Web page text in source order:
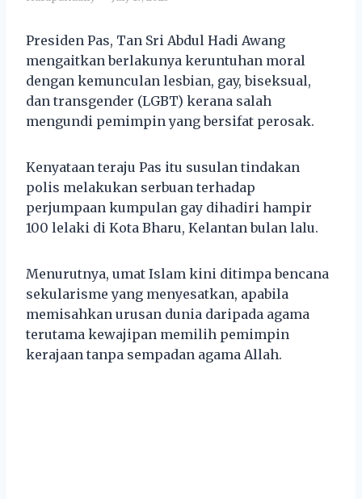
Presiden Pas, Tan Sri Abdul Hadi Awang
mengaitkan berlakunya keruntuhan moral
dengan kemunculan lesbian, gay, biseksual,
dan transgender (LGBT) kerana salah
mengundi pemimpin yang bersifat perosak.
Kenyataan teraju Pas itu susulan tindakan
polis melakukan serbuan terhadap
perjumpaan kumpulan gay dihadiri hampir
100 lelaki di Kota Bharu, Kelantan bulan lalu.
Menurutnya, umat Islam kini ditimpa bencana
sekularisme yang menyesatkan, apabila
memisahkan urusan dunia daripada agama
terutama kewajipan memilih pemimpin
kerajaan tanpa sempadan agama Allah.